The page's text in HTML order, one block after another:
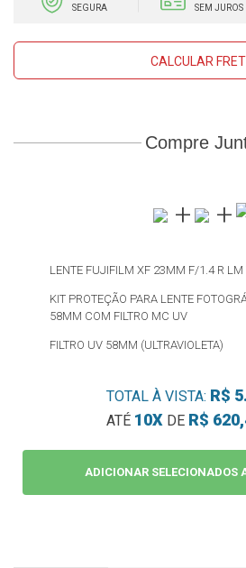
SEGURA
SEM JUROS
CALCULAR
Compre
LENTE FUJIFILM XF 23MM F/1.4 R LM
KIT PROTEÇÃO PARA LENTE
58MM COM FILTRO MC UV
FILTRO UV 58MM (ULTRAVIOLETA)
ADICIONAR SELECIONADOS
TOTAL À VISTA: R$
ATÉ 10X DE R$